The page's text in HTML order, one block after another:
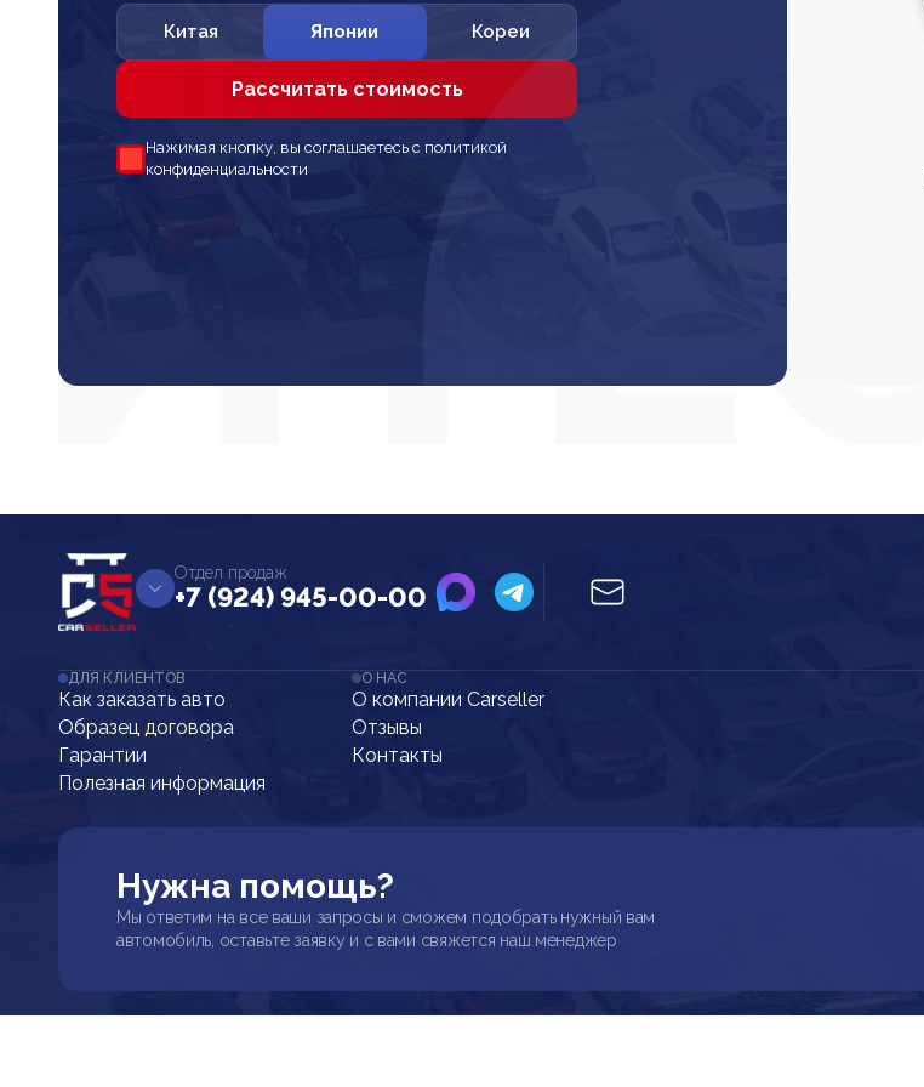
Китая Японии Кореи
Рассчитать стоимость
Нажимая кнопку, вы соглашаетесь с политикой
конфиденциальности
Отдел продаж
+7 (924) 945-00-00
ДЛЯ КЛИЕНТОВ
Как заказать авто
Образец договора
Гарантии
Полезная информация
О НАС
О компании Carseller
Отзывы
Контакты
Нужна помощь?
Мы ответим на все ваши запросы и сможем подобрать нужный вам
автомобиль, оставьте заявку и с вами свяжется наш менеджер